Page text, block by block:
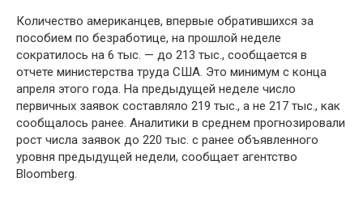
Количество американцев, впервые обратившихся за
пособием по безработице, на прошлой неделе
сократилось на 6 тыс. — до 213 тыс., сообщается в
отчете министерства труда США. Это минимум с конца
апреля этого года. На предыдущей неделе число
первичных заявок составляло 219 тыс., а не 217 тыс., как
сообщалось ранее. Аналитики в среднем прогнозировали
рост числа заявок до 220 тыс. с ранее объявленного
уровня предыдущей недели, сообщает агентство
Bloomberg.